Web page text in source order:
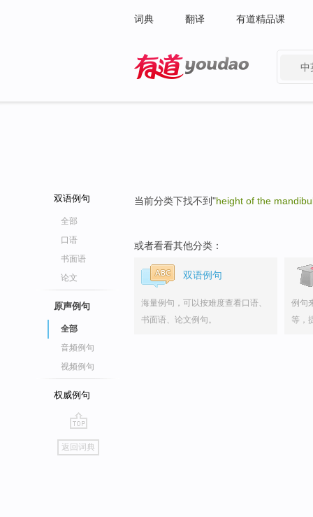
词典 翻译 有道精品课
中
双语例句
全部
口语
书面语
论文
原声例句
全部
音频例句
视频例句
权威例句
go
top
返回词典
当前分类下找不到"height of the
或者看看其他分类：
双语例句
海量例句，可以按难度查看口语、
书面语、论文例句。
例句
等，